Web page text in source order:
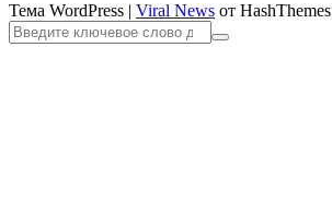
Тема WordPress Viral News от HashThemes